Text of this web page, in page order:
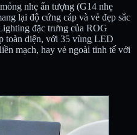
nhẹ ấn tượng (G14 nhẹ
lại độ cứng cáp và vẻ đẹp sắc
đặc trưng của ROG
toàn diện, với 35 vùng LED
mạch, hay vẻ ngoài tinh tế với